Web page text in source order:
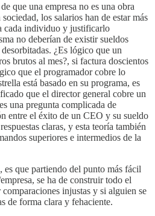
que una empresa no es una obra
los salarios han de estar más
cada individuo y justificarlo
no deberían de existir sueldos
¿Es lógico que un
brutos al mes?, si factura doscientos
que el programador cobre lo
está basado en su programa, es
que el director general cobre un
una pregunta complicada de
entre el éxito de un CEO y su sueldo
claras, y esta teoría también
superiores e intermedios de la
que partiendo del punto más fácil
se ha de construir todo el
injustas y si alguien se
de forma clara y fehaciente.